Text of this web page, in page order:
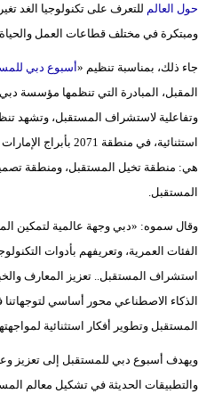
حول العالم للتعرف على تكنولوجيا الغد
ومبتكرة في مختلف قطاعات العمل والحياة.
جاء ذلك، بمناسبة تنظيم «أسبوع دبي
المقبل، المبادرة التي تنظمها مؤسسة
وتفاعلية لاستشراف المستقبل، وتشهد
استثنائية، في منطقة
هي: منطقة تخيل المستقبل، ومنطقة
المستقبل.
وقال سموه: «دبي وجهة عالمية لتمكين
الفئات العمرية، وتعريفهم بأدوات
استشراف المستقبل.. تعزيز المعارف
الذكاء الاصطناعي محور أساسي
المستقبل وتطوير أفكار استثنائية
ويهدف أسبوع دبي للمستقبل إلى تعزيز وعي
والتطبيقات الحديثة في تشكيل معالم